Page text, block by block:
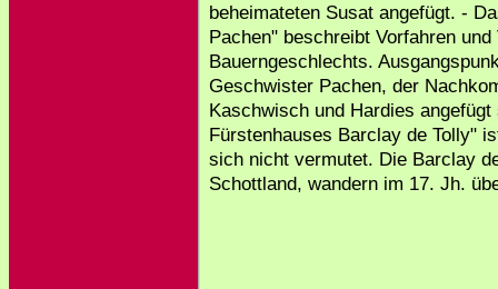
beheimateten Susat angefügt. -
Pachen" beschreibt Vorfahren
Bauerngeschlechts.
Geschwister Pachen, der
Kaschwisch und Hardies
Fürstenhauses Barclay de Tolly"
sich nicht vermutet. Die Barclay
Schottland, wandern im 17. Jh.